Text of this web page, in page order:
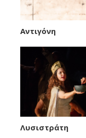
Αντιγόνη
Λυσιστράτη